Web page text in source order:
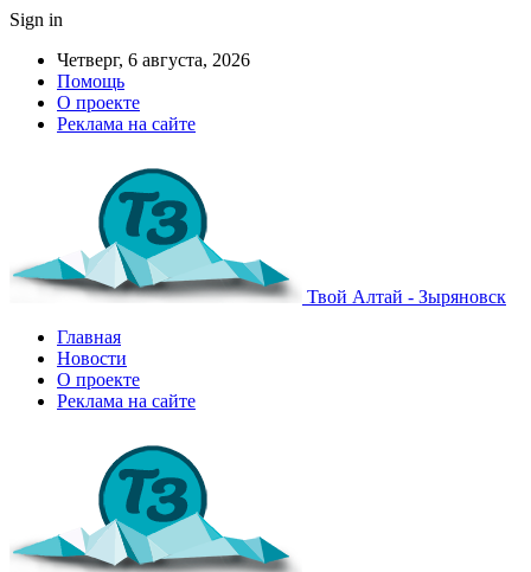
Sign in
Четверг, 6 августа, 2026
Помощь
О проекте
Реклама на сайте
Твой Алтай - Зыряновск
Главная
Новости
О проекте
Реклама на сайте